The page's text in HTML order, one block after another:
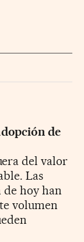
de
del valor
Las
de hoy han
volumen